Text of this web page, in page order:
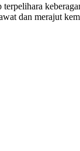
dan merajut